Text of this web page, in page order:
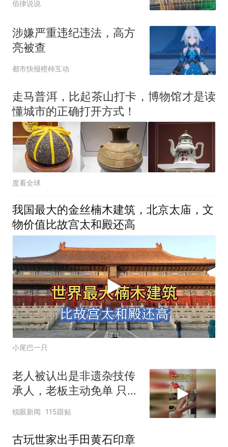
佰律说说
涉嫌严重违纪违法，高方
亮被查
都市快报橙柿互动
走马普洱，比起茶山打卡，博物馆才是读
懂城市的正确打开方式！
度看全球
我国最大的金丝楠木建筑，北京太庙，文
物价值比故宫太和殿还高
小尾巴一只
老人被认出是非遗杂技传
承人，老板主动免单 只求
表演一段杂技
锐眼新闻 115跟贴
古玩世家出手田黄石印章